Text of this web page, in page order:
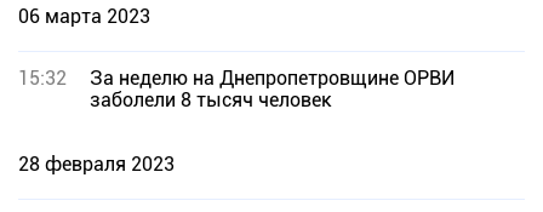
06 марта 2023
15:32
За неделю на Днепропетровщине ОРВИ
заболели 8 тысяч человек
28 февраля 2023